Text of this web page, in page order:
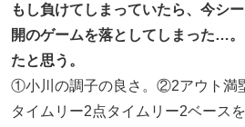
もし負けてしまっていたら、今シ
開のゲームを落としてしまった…
たと思う。
①小川の調子の良さ。②2アウト満
タイムリー2点タイムリー2ベース